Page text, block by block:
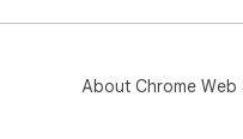
About Chrome Web